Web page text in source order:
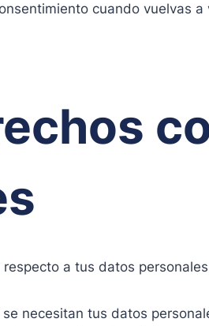
cuando vuelvas
a tus datos
necesitan tus datos